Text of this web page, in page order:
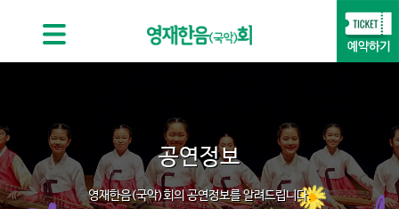
공연정보
영재한음(국악)회의 공연정보를 알려드립니다.